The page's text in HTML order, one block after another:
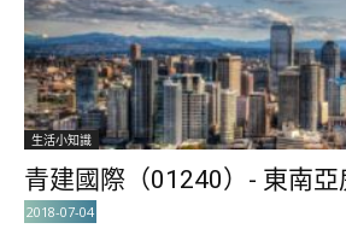
生活小知識
青建國際（01240）- 東南
2018-07-04